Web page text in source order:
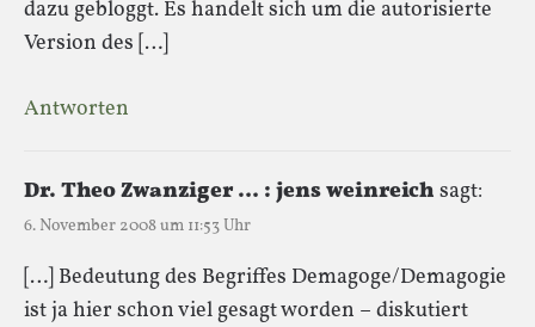
dazu gebloggt. Es handelt sich um die autorisierte
Version des […]
Antworten
Dr. Theo Zwanziger … : jens weinreich sagt:
6. November 2008 um 11:53 Uhr
[…] Bedeutung des Begriffes Demagoge/Demagogie
ist ja hier schon viel gesagt worden – diskutiert